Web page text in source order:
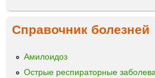
Справочник болезней
Амилоидоз
Острые респираторные